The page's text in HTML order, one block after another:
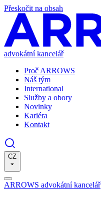
Přeskočit na obsah
advokátní kancelář
Proč ARROWS
Náš tým
International
Služby a obory
Novinky
Kariéra
Kontakt
CZ
ARROWS advokátní kancelář